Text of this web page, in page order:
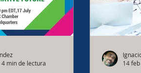
4 min de lectura
14